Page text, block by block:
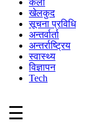
कला
खेलकुद
सूचना प्रविधि
अन्तर्वार्ता
अन्तर्राष्ट्रिय
स्वास्थ्य
विज्ञापन
Tech
☰